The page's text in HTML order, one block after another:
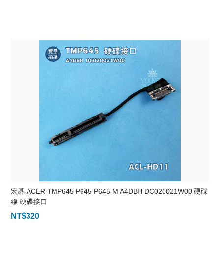
宏碁 ACER TMP645 P645 P645-M A4DBH DC020021W00 硬碟
線 硬碟接口
NT$320